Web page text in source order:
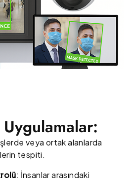
veya ortak alanlarda
tespiti.
: İnsanlar arasındaki